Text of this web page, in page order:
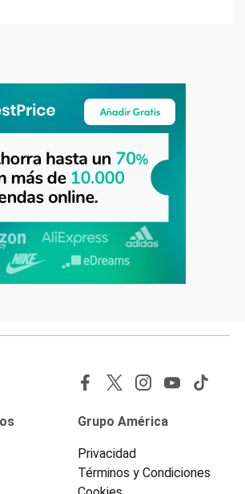
Grupo América
Privacidad
Términos y Condiciones